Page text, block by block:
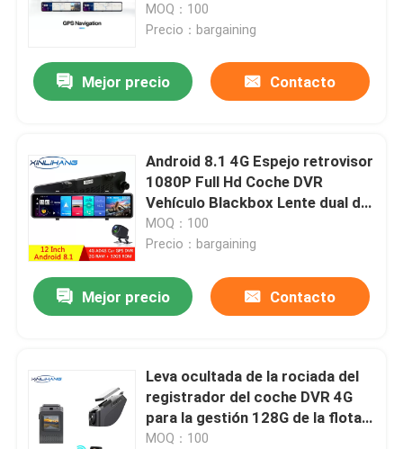
MOQ：100
Precio：bargaining
Mejor precio Contacto
Android 8.1 4G Espejo retrovisor
1080P Full Hd Coche DVR
Vehículo Blackbox Lente dual de
12 pulgadas
MOQ：100
Precio：bargaining
Mejor precio Contacto
Leva ocultada de la rociada del
registrador del coche DVR 4G
para la gestión 128G de la flota
de vehículos
MOQ：100